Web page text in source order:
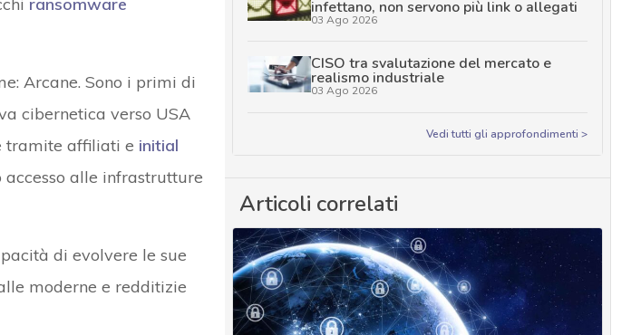
Arcane. Sono i primi di
cibernetica verso USA
tramite affiliati e initial
alle infrastrutture
di evolvere le sue
moderne e redditizie
infettano, non servono più link o allegati
03 Ago 2026
CISO tra svalutazione del mercato e
realismo industriale
03 Ago 2026
Vedi tutti gli approfondimenti >
Articoli correlati